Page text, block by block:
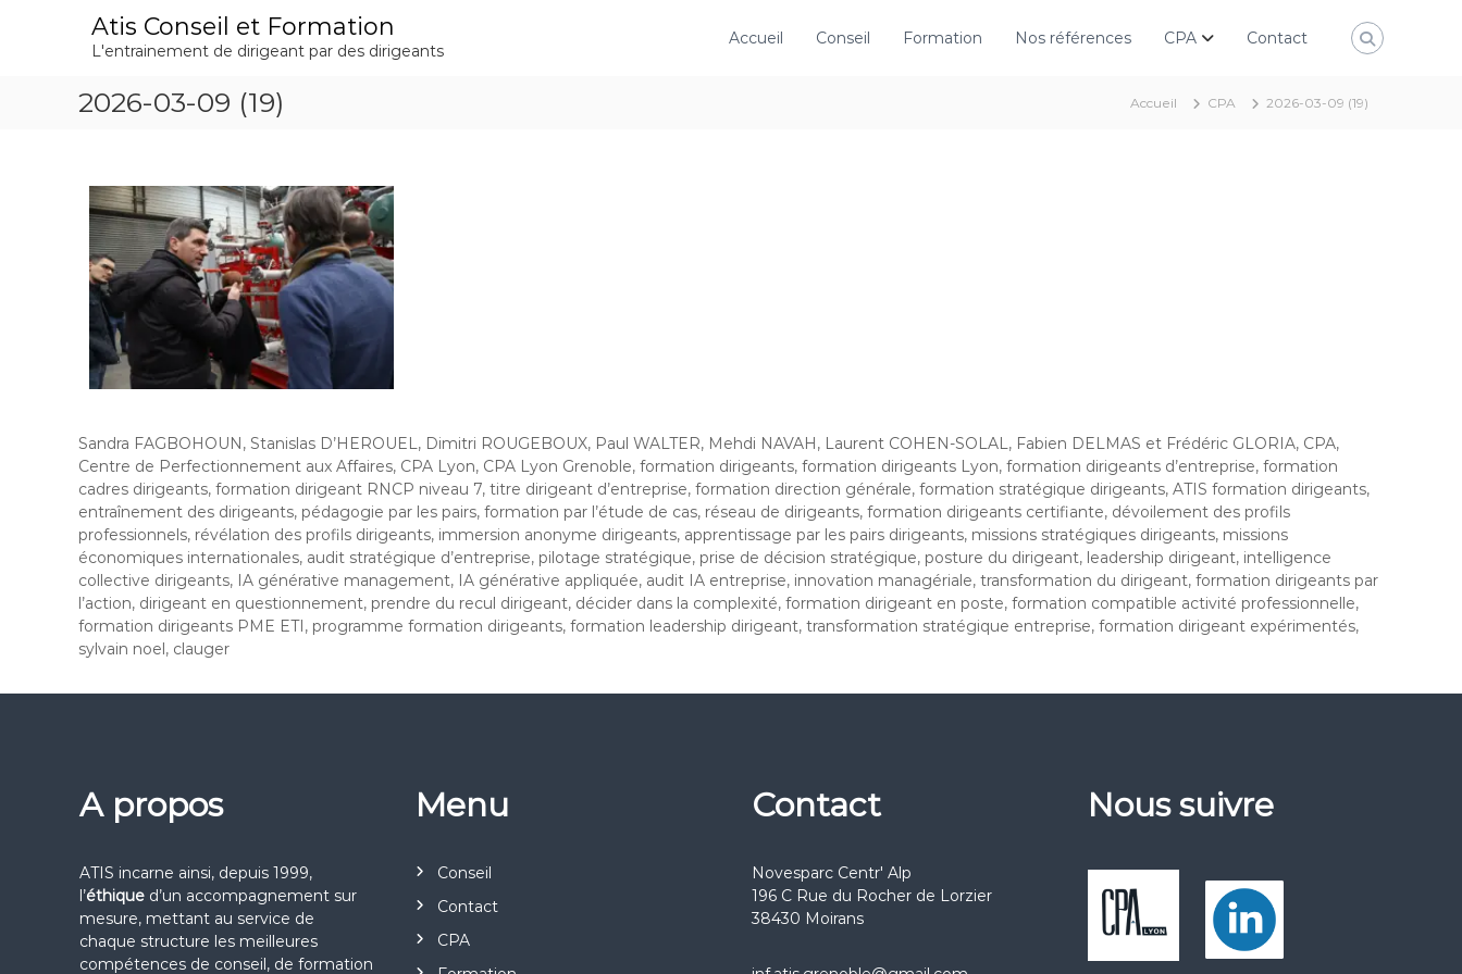
Atis Conseil et Formation
L'entrainement de dirigeant par des dirigeants
Accueil Conseil Formation Nos références CPA Contact
2026-03-09 (19) Accueil CPA 2026-03-09 (19)
Sandra FAGBOHOUN, Stanislas D’HEROUEL, Dimitri ROUGEBOUX, Paul WALTER, Mehdi NAVAH, Laurent COHEN-SOLAL, Fabien DELMAS et Frédéric GLORIA, CPA,
Centre de Perfectionnement aux Affaires, CPA Lyon, CPA Lyon Grenoble, formation dirigeants, formation dirigeants Lyon, formation dirigeants d’entreprise, formation
cadres dirigeants, formation dirigeant RNCP niveau 7, titre dirigeant d’entreprise, formation direction générale, formation stratégique dirigeants, ATIS formation dirigeants,
entraînement des dirigeants, pédagogie par les pairs, formation par l’étude de cas, réseau de dirigeants, formation dirigeants certifiante, dévoilement des profils
professionnels, révélation des profils dirigeants, immersion anonyme dirigeants, apprentissage par les pairs dirigeants, missions stratégiques dirigeants, missions
économiques internationales, audit stratégique d’entreprise, pilotage stratégique, prise de décision stratégique, posture du dirigeant, leadership dirigeant, intelligence
collective dirigeants, IA générative management, IA générative appliquée, audit IA entreprise, innovation managériale, transformation du dirigeant, formation dirigeants par
l’action, dirigeant en questionnement, prendre du recul dirigeant, décider dans la complexité, formation dirigeant en poste, formation compatible activité professionnelle,
formation dirigeants PME ETI, programme formation dirigeants, formation leadership dirigeant, transformation stratégique entreprise, formation dirigeant expérimentés,
sylvain noel, clauger
A propos
ATIS incarne ainsi, depuis 1999,
l’éthique d’un accompagnement sur
mesure, mettant au service de
chaque structure les meilleures
compétences de conseil, de formation
Menu
Conseil
Contact
CPA
Contact
Novesparc Centr' Alp
196 C Rue du Rocher de Lorzier
38430 Moirans
Nous suivre